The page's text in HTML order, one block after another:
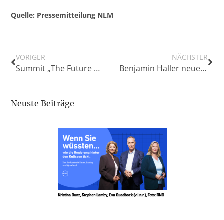
Quelle: Pressemitteilung NLM
VORIGER
Summit „The Future of German Media” – eine Initiative der MADSACK Mediengruppe
NÄCHSTER
Benjamin Haller neuer dpa-Landesbüroleiter in Norddeutschland
Neuste Beiträge